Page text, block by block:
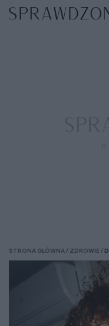
STRONA GŁÓWNA ZDROWIE